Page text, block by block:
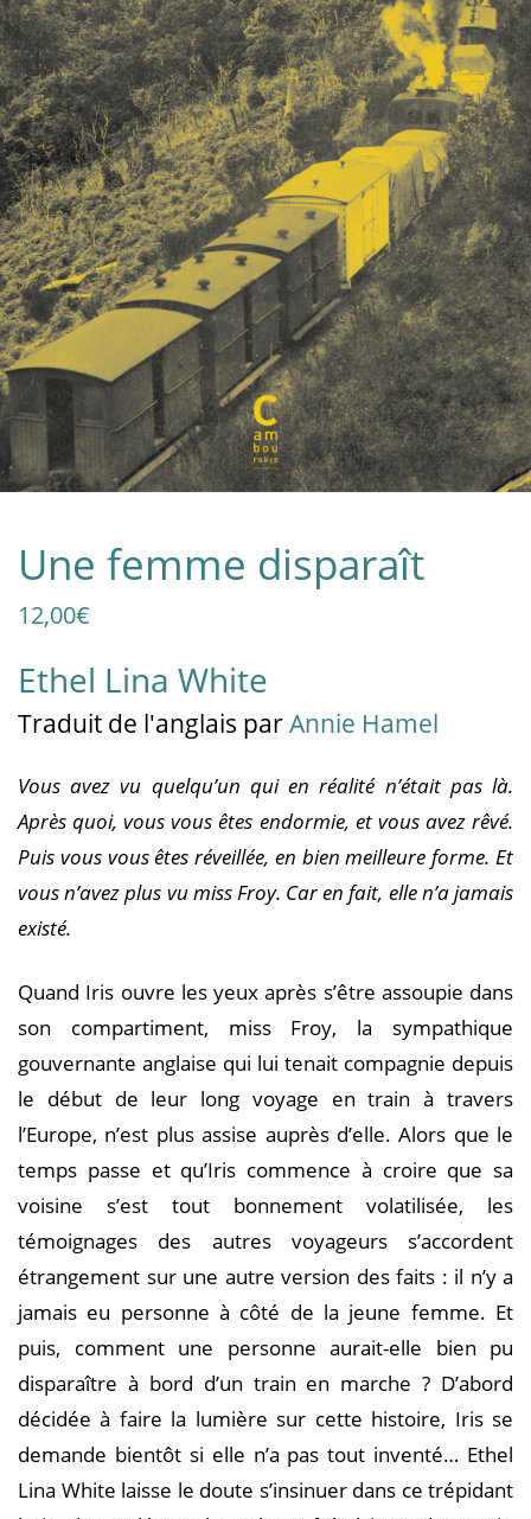
Une femme disparaît
12,00€
Ethel Lina White
Traduit de l'anglais parAnnie Hamel
Vous avez vu quelqu’un qui en réalité n’était pas là.
Après quoi, vous vous êtes endormie, et vous avez rêvé.
Puis vous vous êtes réveillée, en bien meilleure forme. Et
vous n’avez plus vu miss Froy. Car en fait, elle n’a jamais
existé.
Quand Iris ouvre les yeux après s’être assoupie dans
son compartiment, miss Froy, la sympathique
gouvernante anglaise qui lui tenait compagnie depuis
le début de leur long voyage en train à travers
l’Europe, n’est plus assise auprès d’elle. Alors que le
temps passe et qu’Iris commence à croire que sa
voisine s’est tout bonnement volatilisée, les
témoignages des autres voyageurs s’accordent
étrangement sur une autre version des faits : il n’y a
jamais eu personne à côté de la jeune femme. Et
puis, comment une personne aurait-elle bien pu
disparaître à bord d’un train en marche ? D’abord
décidée à faire la lumière sur cette histoire, Iris se
demande bientôt si elle n’a pas tout inventé… Ethel
Lina White laisse le doute s’insinuer dans ce trépidant